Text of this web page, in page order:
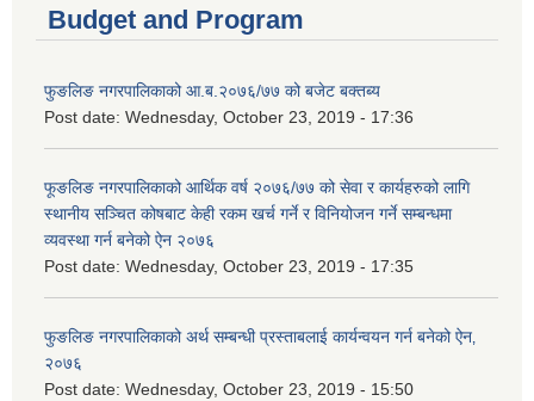
Budget and Program
फुङलिङ नगरपालिकाको आ.ब.२०७६/७७ को बजेट बक्तब्य
Post date: Wednesday, October 23, 2019 - 17:36
फूङलिङ नगरपालिकाको आर्थिक वर्ष २०७६/७७ को सेवा र कार्यहरुको लागि
स्थानीय सञ्चित कोषबाट केही रकम खर्च गर्ने र विनियोजन गर्ने सम्बन्धमा
व्यवस्था गर्न बनेको ऐन २०७६
Post date: Wednesday, October 23, 2019 - 17:35
फुङलिङ नगरपालिकाको अर्थ सम्बन्धी प्रस्ताबलाई कार्यन्वयन गर्न बनेको ऐन‚
२०७६
Post date: Wednesday, October 23, 2019 - 15:50